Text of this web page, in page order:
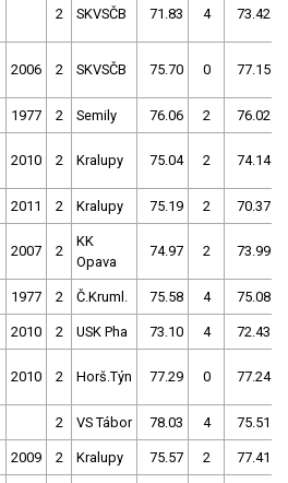
2 SKVSČB 71.83 4 73.42
2006 2 SKVSČB 75.70 0 77.15
1977 2 Semily 76.06 2 76.02
2010 2 Kralupy 75.04 2 74.14
2011 2 Kralupy 75.19 2 70.37
2007 2
KK
Opava
74.97 2 73.99
1977 2 Č.Kruml. 75.58 4 75.08
2010 2 USK Pha 73.10 4 72.43
2010 2 Horš.Týn 77.29 0 77.24
2 VS Tábor 78.03 4 75.51
2009 2 Kralupy 75.57 2 77.41